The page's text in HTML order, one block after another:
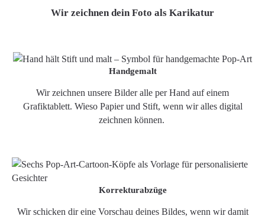
Wir zeichnen dein Foto als Karikatur
Handgemalt
Wir zeichnen unsere Bilder alle per Hand auf einem
Grafiktablett. Wieso Papier und Stift, wenn wir alles digital
zeichnen können.
Korrekturabzüge
Wir schicken dir eine Vorschau deines Bildes, wenn wir damit